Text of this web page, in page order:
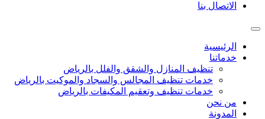
الاتصال بنا
الرئيسية
خدماتنا
تنظيف المنازل والشقق والفلل بالرياض
خدمات تنظيف المجالس والسجاد والموكيت بالرياض
خدمات تنظيف وتعقيم المكيفات بالرياض
من نحن
المدونة